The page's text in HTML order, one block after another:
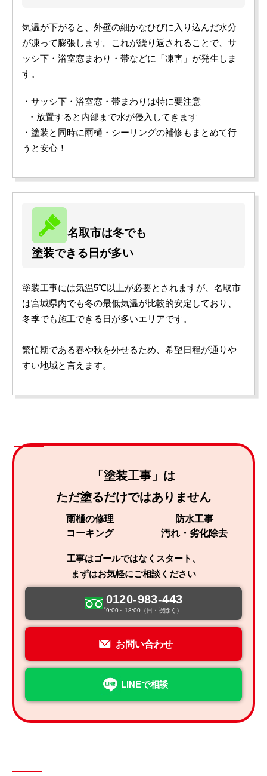
気温が下がると、外壁の細かなひびに入り込んだ水分
が凍って膨張します。これが繰り返されることで、サ
ッシ下・浴室窓まわり・帯などに「凍害」が発生しま
す。
・サッシ下・浴室窓・帯まわりは特に要注意
・放置すると内部まで水が侵入してきます
・塗装と同時に雨樋・シーリングの補修もまとめて行
うと安心！
名取市は冬でも
塗装できる日が多い
塗装工事には気温5℃以上が必要とされますが、名取市
は宮城県内でも冬の最低気温が比較的安定しており、
冬季でも施工できる日が多いエリアです。
繁忙期である春や秋を外せるため、希望日程が通りや
すい地域と言えます。
「塗装工事」は
ただ塗るだけではありません
雨樋の修理
防水工事
コーキング
汚れ・劣化除去
工事はゴールではなくスタート、
まずはお気軽にご相談ください
0120-983-443
9:00～18:00（日・祝除く）
お問い合わせ
LINEで相談